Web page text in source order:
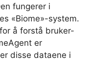
fungerer i
«Biome»-system.
å forstå bruker-
er
disse dataene i